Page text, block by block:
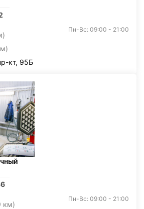
Пн-Вс: 09:00 - 21:00
кт, 95Б
км)
Пн-Вс: 09:00 - 21:00